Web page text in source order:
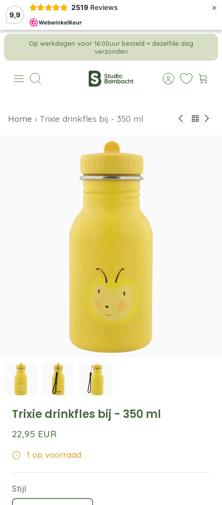
9,9
2519 Reviews ×
Meteen
de
content
Op werkdagen voor 16:00uur besteld = dezelfde dag
verzonden
Zoeken
Home › Trixie drinkfles bij - 350 ml
Trixie drinkfles bij - 350 ml
22,95 EUR
1 op voorraad
Stijl